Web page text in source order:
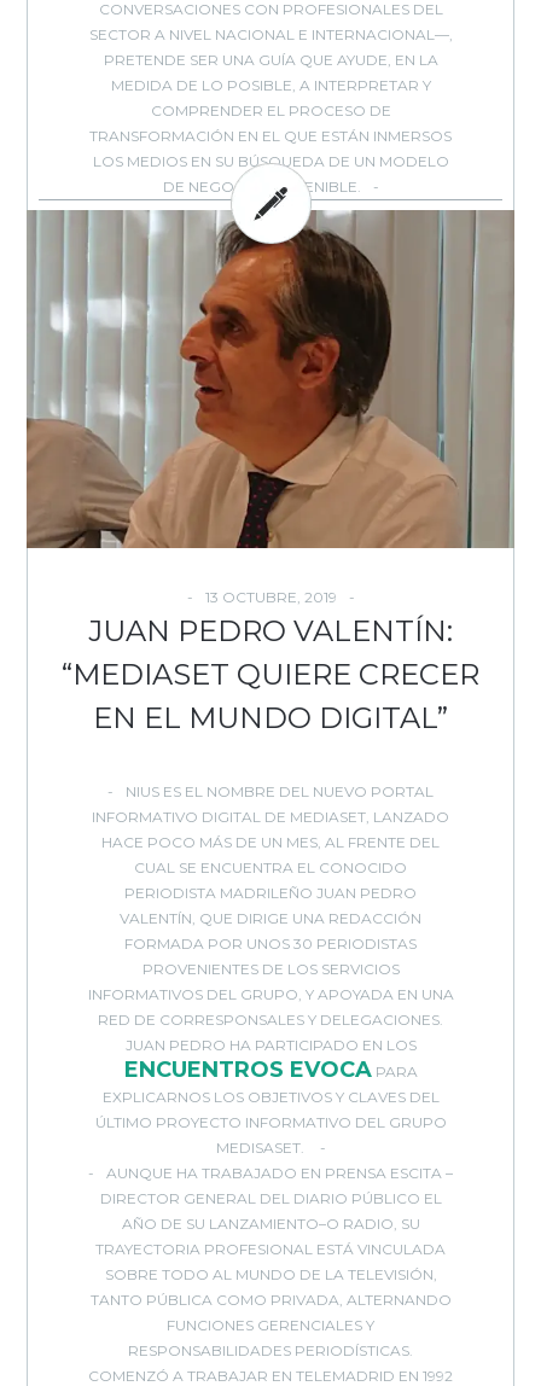
CON­VERSACIONES CON PROFESIONALES DEL
SECTOR A NIVEL NACIONAL E INTERNACIONAL—,
PRETENDE SER UNA GUÍA QUE AYUDE, EN LA
MEDIDA DE LO POSIBLE, A INTER­PRETAR Y
COMPRENDER EL PROCESO DE
TRANSFORMACIÓN EN EL QUE ESTÁN INMERSOS
LOS MEDIOS EN SU BÚSQUEDA DE UN MODELO
DE NEGOCIO SOSTENIBLE.
BY: EVOCA - IN:
DOSIER EVOCA ESTRATEGIA
MODELOS NEGOCIO,PERIODISMO,PUBLICACIONES
,TENDENCIAS ,TRANSFORMACIÓN DIGITAL -
COMMENTS
13 OCTUBRE, 2019
JUAN PEDRO VALENTÍN:
“MEDIASET QUIERE CRECER
EN EL MUNDO DIGITAL”
NIUS ES EL NOMBRE DEL NUEVO PORTAL
INFORMATIVO DIGITAL DE MEDIASET, LANZADO
HACE POCO MÁS DE UN MES, AL FRENTE DEL
CUAL SE ENCUENTRA EL CONOCIDO
PERIODISTA MADRILEÑO JUAN PEDRO
VALENTÍN, QUE DIRIGE UNA REDACCIÓN
FORMADA POR UNOS 30 PERIODISTAS
PROVENIENTES DE LOS SERVICIOS
INFORMATIVOS DEL GRUPO, Y APOYADA EN UNA
RED DE CORRESPONSALES Y DELEGACIONES.
JUAN PEDRO HA PARTICIPADO EN LOS
ENCUENTROS EVOCAPARA
EXPLICARNOS LOS OBJETIVOS Y CLAVES DEL
ÚLTIMO PROYECTO INFORMATIVO DEL GRUPO
MEDISASET.
AUNQUE HA TRABAJADO EN PRENSA ESCITA –
DIRECTOR GENERAL DEL DIARIO PÚBLICO EL
AÑO DE SU LANZAMIENTO–O RADIO, SU
TRAYECTORIA PROFESIONAL ESTÁ VINCULADA
SOBRE TODO AL MUNDO DE LA TELEVISIÓN,
TANTO PÚBLICA COMO PRIVADA, ALTERNANDO
FUNCIONES GERENCIALES Y
RESPONSABILIDADES PERIODÍSTICAS.
COMENZÓ A TRABAJAR EN TELEMADRID EN 1992